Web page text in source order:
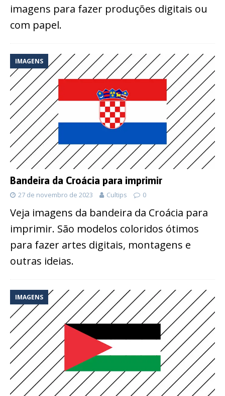
imagens para fazer produções digitais ou
com papel.
IMAGENS
Bandeira da Croácia para imprimir
27 de novembro de 2023 Cultips 0
Veja imagens da bandeira da Croácia para
imprimir. São modelos coloridos ótimos
para fazer artes digitais, montagens e
outras ideias.
IMAGENS